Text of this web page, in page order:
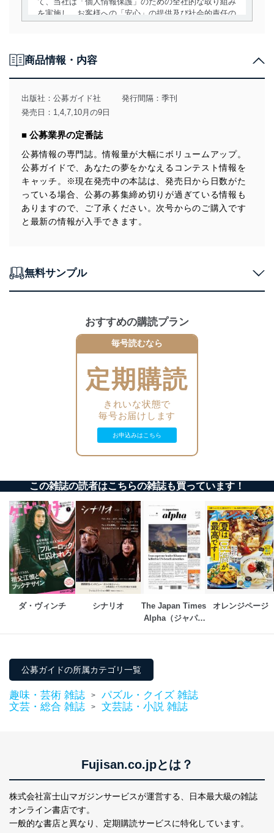
を実施し、お客様への「安心」の提供及び社会的責任の
用目的を明確にし、本人の同意を得たうえで利用目的の
達成に必要な範囲内で適法かつ公正な手段によって取
得・利用・提供を行います。また、当社が保有している
個人情報は、同意を得ずに目的外利用、第三者への提
みを確実にするため、従業者等の教育を徹底してまいり
ます。また、目的外利用を行わないために、適切な管理
措置を講じます。
法令遵守
当社は、個人情報に関連する法令、国が定める指針及び
その他の規範を遵守します。また、当社の管理の仕組み
正に努めます。
アクセス制御
個人データを取り扱うことのできる機器及び当該
の不要なアクセスを防止しています。
機器に標準装備されているユーザー制御機能（ユ
ーザーアカウント制御）により、個人情報データ
ベース等を取り扱う情報システムを使用する従業
者を識別・認証しています。
システムを最新の状態に保持しています。
個人データを取り扱う機器等にセキュリティ対策
ソフトウェア等を導入し、自動更新 機能等の活用
により、これを最新状態としています。
情報システムの使用に伴う漏洩等の防止
メール等により個人データの含まれるファイルを
送信する場合に、当該ファイルへのパスワードを
設定しています。
個人情報保護マネジメントシステムの継続的改善
苦情及び相談受付け窓口
貴殿の個人情報及び当社の個人情報保護マネジメントシ
ステムに関するご相談及び苦情については以下までご連
e-mail：cs@fujisan.co.jp
改訂：2025年2月20日
制定：2005年4月1日
商品情報・内容
出版社： 公募ガイド社
発行間隔：季刊
発売日：1,4,7,10月の9日
■ 公募業界の定番誌
公募情報の専門誌。情報量が大幅にボリュームアップ。
公募ガイドで、あなたの夢をかなえるコンテスト情報を
キャッチ。※現在発売中の本誌は、発売日から日数がた
っている場合、公募の募集締め切りが過ぎている情報も
ありますので、ご了承ください。次号からのご購入です
と最新の情報が入手できます。
無料サンプル
おすすめの購読プラン
毎号読むなら
定期購読
きれいな状態で
毎号お届けします
お申込みはこちら
この雑誌の読者はこちらの雑誌も買っています！
ダ・ヴィンチ シナリオ
The Japan Times
Alpha（ジャパン
オレンジページ
公募ガイドの所属カテゴリ一覧
趣味・芸術 雑誌 >
パズル・クイズ 雑誌
文芸・総合 雑誌
> 文芸誌・小説 雑誌
Fujisan.co.jpとは？
株式会社富士山マガジンサービスが運営する、
日本最大級の雑誌
オンライン書店です。
一般的な書店と異なり、 定期購読サービスに特化しています。